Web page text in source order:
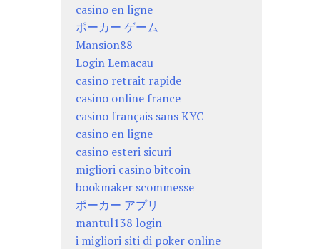
casino en ligne
ポーカー ゲーム
Mansion88
Login Lemacau
casino retrait rapide
casino online france
casino français sans KYC
casino en ligne
casino esteri sicuri
migliori casino bitcoin
bookmaker scommesse
ポーカー アプリ
mantul138 login
i migliori siti di poker online